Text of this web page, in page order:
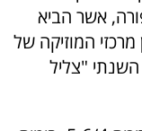
אשר הביא
מרכזי המוזיקה של
"צליל